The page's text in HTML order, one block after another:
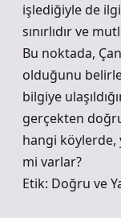
işlediğiyle de
sınırlıdır ve
Bu noktada,
olduğunu
bilgiye
gerçekten
hangi köylerde,
mi varlar?
Etik: Doğru ve